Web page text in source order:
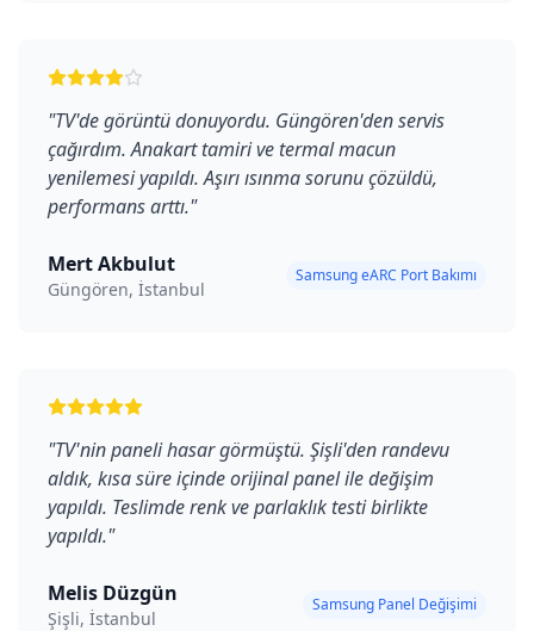
"TV'de görüntü donuyordu. Güngören'den servis
çağırdım. Anakart tamiri ve termal macun
yenilemesi yapıldı. Aşırı ısınma sorunu çözüldü,
performans arttı."
Mert Akbulut
Güngören, İstanbul
Samsung eARC Port Bakımı
"TV'nin paneli hasar görmüştü. Şişli'den randevu
aldık, kısa süre içinde orijinal panel ile değişim
yapıldı. Teslimde renk ve parlaklık testi birlikte
yapıldı."
Melis Düzgün
Şişli, İstanbul
Samsung Panel Değişimi